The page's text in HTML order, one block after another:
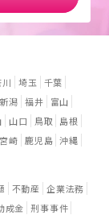
埼玉
千葉
新潟 福井
富山
山口 鳥取
島根
宮崎 鹿児島 沖縄
不動産 企業法務
成金 刑事事件